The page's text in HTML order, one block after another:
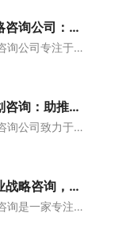
撬动企业战略咨询公司：为企业持续增长赋能，解读新环境新打法！
撬动企业战略咨询公司专注于企业战略，通过战略咨询、战略培训和战略投资的深度融合，为企业持续增长提供赋能，并解读新环境和新打法。本文将从四个方面详细阐述撬动企业战略咨询公司的能力和价值。1、撬动企业战略咨询撬动企业战略咨询公司以企业战略为核心，通过深入调研和分析市场环境、竞争对手和内部资源，为企业制定科学有效的战略规划。在此过程中，公司注重与企业高层领导和管理团队的合作，通过战略思维和方法论的引导，
上海战略规划咨询：助推企业可持续增长的新环境、新人群、新打法
撬动企业战略咨询公司致力于为企业提供全方位的战略咨询、战略培训和战略投资服务，以推动企业在新环境、新人群和新打法下的可持续增长。本文将从四个方面详细阐述上海战略规划咨询对新环境、新人群和新打法的助推作用，并在之后对全文进行总结归纳。1、上海战略规划咨询与新环境新环境下的企业面临着市场竞争加剧、技术创新迅猛以及消费者需求变化等多重挑战。上海战略规划咨询公司通过深入了解新环境下的市场趋势、竞争格局和消
专注撬动企业战略咨询，为企业提供全方位战略咨询服务的企业战略合作伙伴
撬动企业战略咨询是一家专注于为企业提供全方位战略咨询服务的企业战略合作伙伴。本文将从四个方面对该公司的特点进行详细阐述。首先，撬动企业战略咨询致力于为企业提供专业的战略咨询服务；其次，该公司重视与企业的密切合作，通过深入了解企业的需求和目标来制定有效的战略方案；第三，撬动企业战略咨询拥有一支高素质的团队，他们具备丰富的经验和专业知识；之后，该公司致力于与创业者共同成长，为企业带来可持续增长。1、专